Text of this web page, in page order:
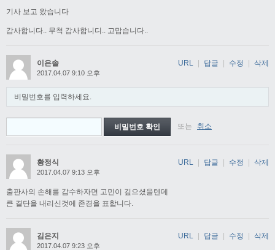
기사 보고 왔습니다
감사합니다.. 무척 감사합니디.. 고맙습니다..
이은솔
2017.04.07 9:10 오후
비밀번호를 입력하세요.
또는 취소
URL | 답글 | 수정 | 삭제
황정식
2017.04.07 9:13 오후
출판사의 손해를 감수하자면 고민이 깊으셨을텐데
큰 결단을 내리신것에 존경을 표합니다.
URL | 답글 | 수정 | 삭제
김은지
2017.04.07 9:23 오후
URL | 답글 | 수정 | 삭제